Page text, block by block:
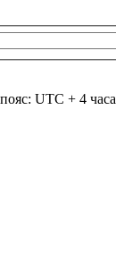
UTC + 4 часа